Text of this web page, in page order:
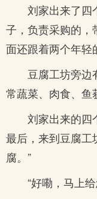
刘家出来了四
子，负责采购的，
面还跟着两个年轻
豆腐工坊旁边
常蔬菜、肉食、鱼
刘家出来的四
最后，来到豆腐工
腐。”
“好嘞，马上